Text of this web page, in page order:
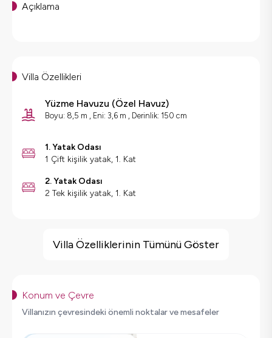
Açıklama
Villa Özellikleri
Yüzme Havuzu (Özel Havuz)
Boyu: 8,5 m , Eni: 3,6 m , Derinlik: 150 cm
1. Yatak Odası
1 Çift kişilik yatak, 1. Kat
2. Yatak Odası
2 Tek kişilik yatak, 1. Kat
Barbekü
Saç Kurutma Makinası
Bulaşık Makinesi
Villa Özelliklerinin Tümünü Göster
Konum ve Çevre
Villanızın çevresindeki önemli noktalar ve mesafeler